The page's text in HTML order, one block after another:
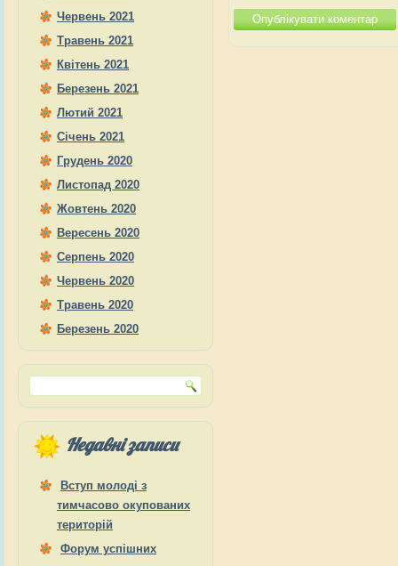
Червень 2021
Травень 2021
Квітень 2021
Березень 2021
Лютий 2021
Січень 2021
Грудень 2020
Листопад 2020
Жовтень 2020
Вересень 2020
Серпень 2020
Червень 2020
Травень 2020
Березень 2020
Недавні записи
Вступ молоді з
тимчасово окупованих
територій
Форум успішних